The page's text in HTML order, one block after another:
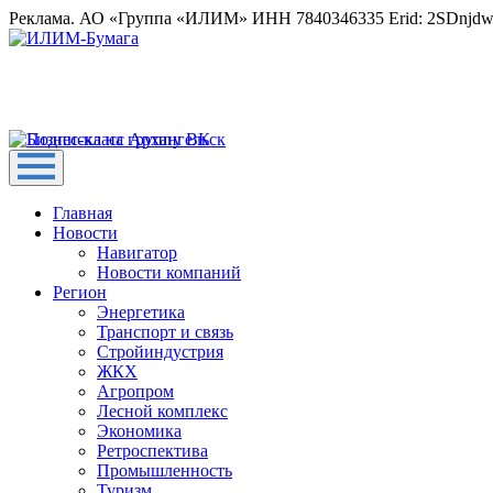
Реклама. АО «Группа «ИЛИМ» ИНН 7840346335 Erid:
Главная
Новости
Навигатор
Новости компаний
Регион
Энергетика
Транспорт и связь
Стройиндустрия
ЖКХ
Агропром
Лесной комплекс
Экономика
Ретроспектива
Промышленность